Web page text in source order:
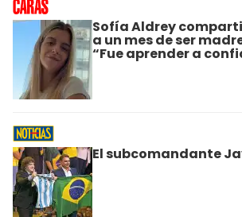
Sofía Aldrey
a un mes de ser
“Fue aprender a
El subcomandante